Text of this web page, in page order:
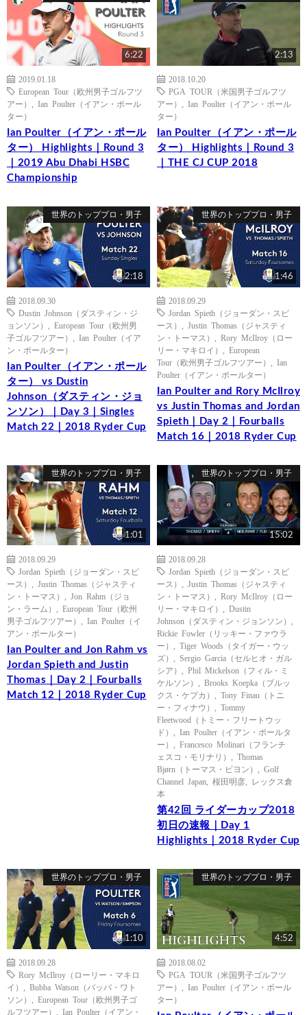
6:22
2019.01.18
European Tour（欧州男子ゴルフツ
アー）
Ian Poulter（イアン・ポール
ター）
Ian Poulter（イアン・ポール
ター） Highlights｜Round 3
｜2019 Abu Dhabi HSBC
Championship
2:13
2018.10.20
PGA TOUR（米国男子ゴルフツ
アー）
Ian Poulter（イアン・ポール
ター）
Ian Poulter（イアン・ポール
ター） Highlights｜Round 3
｜THE CJ CUP 2018
世界のトッププロ・男子
2:18
2018.09.30
Dustin Johnson（ダスティン・ジ
ョンソン）
European Tour（欧州男
子ゴルフツアー）
Ian Poulter（イア
ン・ポールター）
Ian Poulter（イアン・ポール
ター） vs Dustin
Johnson（ダスティン・ジョ
ンソン）｜Day 3｜Singles
Match 22｜2018 Ryder Cup
世界のトッププロ・男子
1:46
2018.09.29
Jordan Spieth（ジョーダン・スピ
ース）
Justin Thomas（ジャスティ
ン・トーマス）
Rory McIlroy（ロー
リー・マキロイ）
European
Tour（欧州男子ゴルフツアー）
Ian
Poulter（イアン・ポールター）
Ian Poulter and Rory McIlroy
vs Justin Thomas and Jordan
Spieth｜Day 2｜Fourballs
Match 16｜2018 Ryder Cup
世界のトッププロ・男子
1:01
2018.09.29
Jordan Spieth（ジョーダン・スピ
ース）
Justin Thomas（ジャスティ
ン・トーマス）
Jon Rahm（ジョ
ン・ラーム）
European Tour（欧州
男子ゴルフツアー）
Ian Poulter（イ
アン・ポールター）
Ian Poulter and Jon Rahm vs
Jordan Spieth and Justin
Thomas｜Day 2｜Fourballs
Match 12｜2018 Ryder Cup
世界のトッププロ・男子
15:02
2018.09.28
Jordan Spieth（ジョーダン・スピ
ース）
Justin Thomas（ジャスティ
ン・トーマス）
Rory McIlroy（ロー
リー・マキロイ）
Dustin
Johnson（ダスティン・ジョンソン）
Rickie Fowler（リッキー・ファウラ
ー）
Tiger Woods（タイガー・ウッ
ズ）
Sergio Garcia（セルヒオ・ガル
シア）
Phil Mickelson（フィル・ミ
ケルソン）
Brooks Koepka（ブルッ
クス・ケプカ）
Tony Finau（トニ
ー・フィナウ）
Tommy
Fleetwood（トミー・フリートウッ
ド）
Ian Poulter（イアン・ポールタ
ー）
Francesco Molinari（フランチ
ェスコ・モリナリ）
Thomas
Bjørn（トーマス・ビヨン）
Golf
Channel Japan
桜田明彦
レックス倉
本
第42回 ライダーカップ2018
初日の速報｜Day 1
Highlights｜2018 Ryder Cup
世界のトッププロ・男子
1:10
2018.09.28
Rory McIlroy（ローリー・マキロ
イ）
Bubba Watson（バッバ・ワト
ソン）
European Tour（欧州男子ゴ
ルフツアー）
Ian Poulter（イアン・
世界のトッププロ・男子
4:52
2018.08.02
PGA TOUR（米国男子ゴルフツ
アー）
Ian Poulter（イアン・ポール
ター）